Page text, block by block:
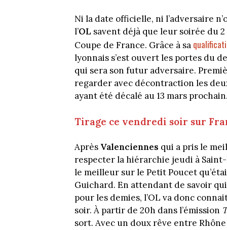
Ni la date officielle, ni l’adversaire
l’OL savent déjà que leur soirée du
Coupe de France. Grâce à sa
lyonnais s’est ouvert les portes du
qui sera son futur adversaire.
regarder avec décontraction les
ayant été décalé au 13 mars prochain.
Tirage ce vendredi soir sur
Après Valenciennes qui a pris le
respecter la hiérarchie jeudi à
le meilleur sur le Petit Poucet
Guichard. En attendant de savoir
pour les demies, l’OL va donc
soir. À partir de 20h dans l’émission
sort. Avec un doux rêve entre